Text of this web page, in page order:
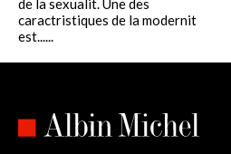
de la sexualit. Une des
caractristiques de la modernit
est......